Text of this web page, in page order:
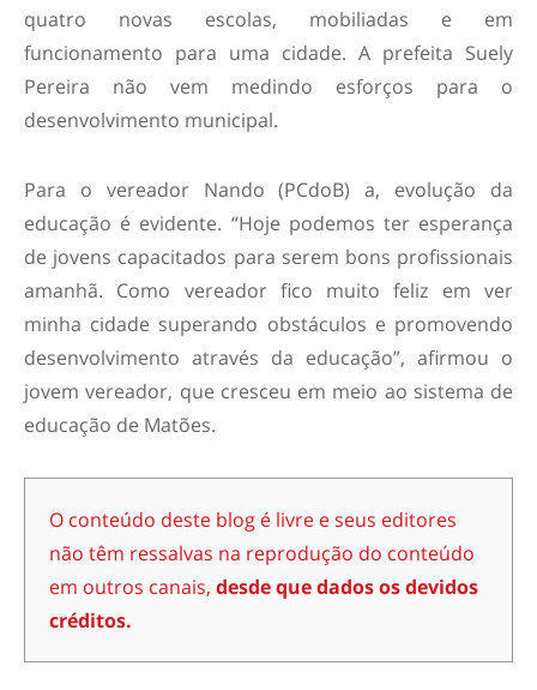
quatro novas escolas, mobiliadas e em
funcionamento para uma cidade. A prefeita Suely
Pereira não vem medindo esforços para o
desenvolvimento municipal.
Para o vereador Nando (PCdoB) a, evolução da
educação é evidente. “Hoje podemos ter esperança
de jovens capacitados para serem bons profissionais
amanhã. Como vereador fico muito feliz em ver
minha cidade superando obstáculos e promovendo
desenvolvimento através da educação”, afirmou o
jovem vereador, que cresceu em meio ao sistema de
educação de Matões.
O conteúdo deste blog é livre e seus editores
não têm ressalvas na reprodução do conteúdo
em outros canais, desde que dados os devidos
créditos.